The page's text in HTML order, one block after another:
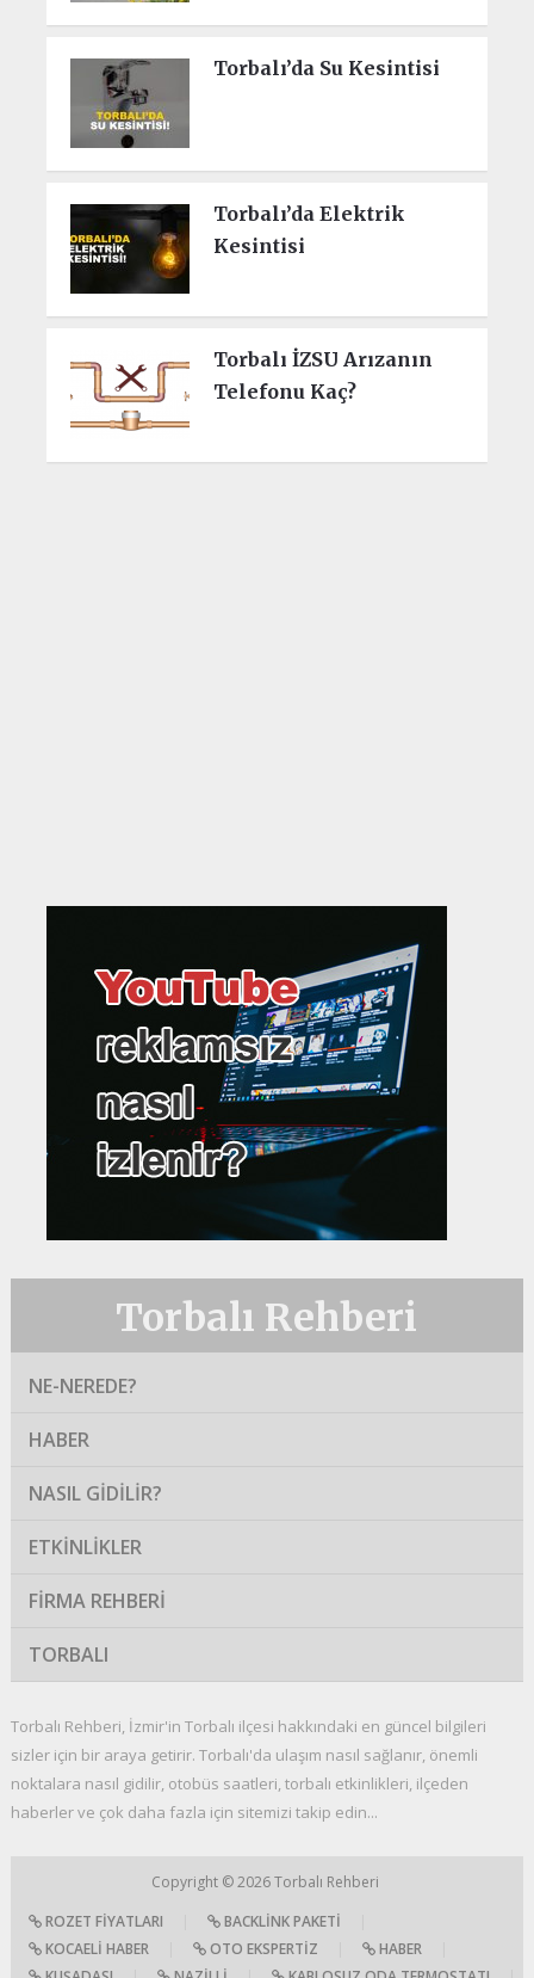
Torbalı’da Su Kesintisi
Torbalı’da Elektrik
Kesintisi
Torbalı İZSU Arızanın
Telefonu Kaç?
Torbalı Rehberi
NE-NEREDE?
HABER
NASIL GIDILIR?
ETKINLIKLER
FIRMA REHBERI
TORBALI
Torbalı Rehberi, İzmir'in Torbalı ilçesi hakkındaki en güncel bilgileri
sizler için bir araya getirir. Torbalı'da ulaşım nasıl sağlanır, önemli
noktalara nasıl gidilir, otobüs saatleri, torbalı etkinlikleri, ilçeden
haberler ve çok daha fazla için sitemizi takip edin...
Copyright © 2026Torbalı Rehberi
ROZET FIYATLARI
BACKLINK PAKETI
KOCAELI HABER
OTO EKSPERTIZ HABER